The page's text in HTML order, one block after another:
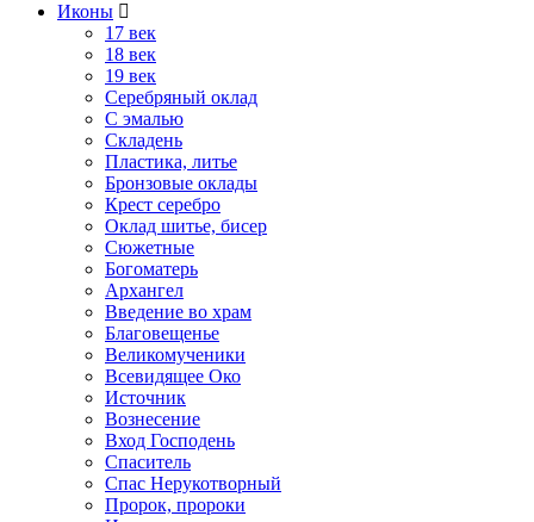
Иконы
17 век
18 век
19 век
Серебряный оклад
С эмалью
Складень
Пластика, литье
Бронзовые оклады
Крест серебро
Оклад шитье, бисер
Сюжетные
Богоматерь
Архангел
Введение во храм
Благовещенье
Великомученики
Всевидящее Око
Источник
Вознесение
Вход Господень
Спаситель
Спас Нерукотворный
Пророк, пророки